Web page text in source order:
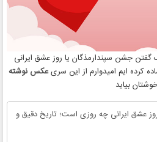
جشن سپندارمذگان یا روز عشق ایرانی
کرده ایم امیدوارم از این سریعکس نوشته
بیاید
عشق ایرانی چه روزی است؛ تاریخ دقیق و